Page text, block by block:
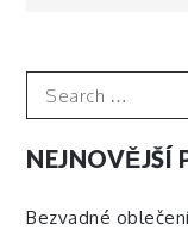
Search
for:
NEJNOVĚJŠÍ
Bezvadné